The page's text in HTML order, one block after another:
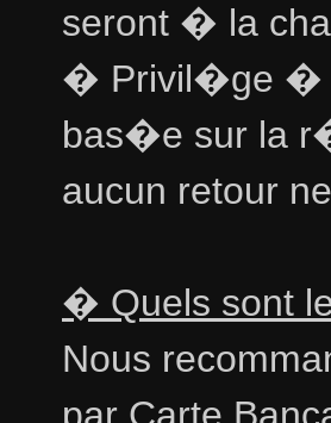
seront � la
� Privil�ge � :
bas�e sur la
aucun retour
� Quels sont
Nous